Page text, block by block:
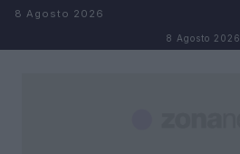
Salta al contenuto
8 Agosto 2026
8 Agosto 2026